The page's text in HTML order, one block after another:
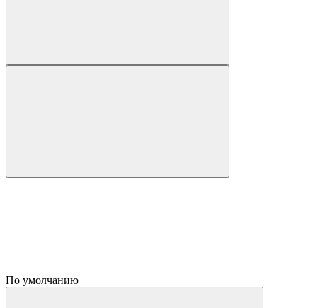
По умолчанию